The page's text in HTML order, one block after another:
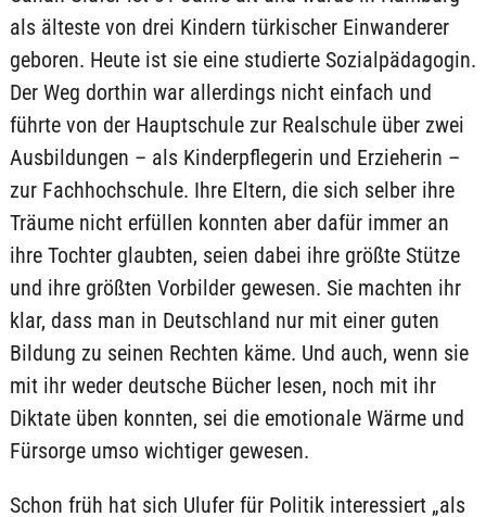
als älteste von drei Kindern türkischer Einwanderer
geboren. Heute ist sie eine studierte Sozialpädagogin.
Der Weg dorthin war allerdings nicht einfach und
führte von der Hauptschule zur Realschule über zwei
Ausbildungen – als Kinderpflegerin und Erzieherin –
zur Fachhochschule. Ihre Eltern, die sich selber ihre
Träume nicht erfüllen konnten aber dafür immer an
ihre Tochter glaubten, seien dabei ihre größte Stütze
und ihre größten Vorbilder gewesen. Sie machten ihr
klar, dass man in Deutschland nur mit einer guten
Bildung zu seinen Rechten käme. Und auch, wenn sie
mit ihr weder deutsche Bücher lesen, noch mit ihr
Diktate üben konnten, sei die emotionale Wärme und
Fürsorge umso wichtiger gewesen.
Schon früh hat sich Ulufer für Politik interessiert „als